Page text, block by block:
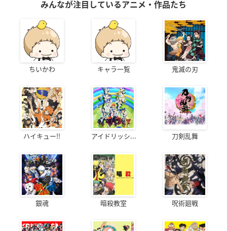
みんなが注目しているアニメ・作品たち
ちいかわ キャラ一覧 鬼滅の刃
ハイキュー!! アイドリッシ... 刀剣乱舞
銀魂 暗殺教室 呪術廻戦